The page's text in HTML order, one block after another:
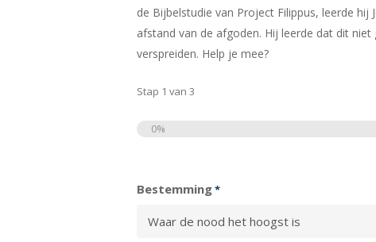
de Bijbelstudie van Project Filippus, leerde hij
afstand van de afgoden. Hij leerde dat dit
verspreiden. Help je mee?
Stap 1 van 3
0%
Bestemming*